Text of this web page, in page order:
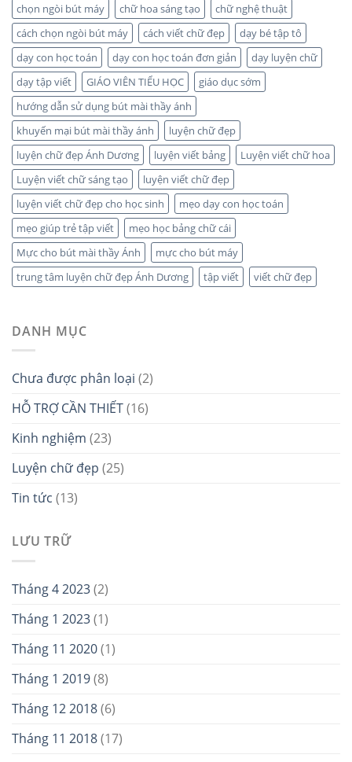
chọn ngòi bút máy
chữ hoa sáng tạo
chữ nghệ thuật
cách chọn ngòi bút máy
cách viết chữ đẹp
dạy bé tập tô
dạy con học toán
dạy con học toán đơn giản
dạy luyện chữ
dạy tập viết
GIÁO VIÊN TIỂU HỌC
giáo dục sớm
hướng dẫn sử dụng bút mài thầy ánh
khuyến mại bút mài thầy ánh
luyện chữ đẹp
luyện chữ đẹp Ánh Dương
luyện viết bảng
Luyện viết chữ hoa
Luyện viết chữ sáng tạo
luyện viết chữ đẹp
luyện viết chữ đẹp cho học sinh
mẹo dạy con học toán
mẹo giúp trẻ tập viết
mẹo học bảng chữ cái
Mực cho bút mài thầy Ánh
mực cho bút máy
trung tâm luyện chữ đẹp Ánh Dương
tập viết viết chữ đẹp
DANH MỤC
Chưa được phân loại (2)
HỖ TRỢ CẦN THIẾT(16)
Kinh nghiệm (23)
Luyện chữ đẹp (25)
Tin tức (13)
LƯU TRỮ
Tháng 4 2023(2)
Tháng 1 2023(1)
Tháng 11 2020(1)
Tháng 1 2019(8)
Tháng 12 2018(6)
Tháng 11 2018(17)